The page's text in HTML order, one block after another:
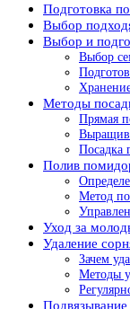
Подготовка
Выбор
Выбор и
Выбор
Методы
Прямая
Посадка
Полив
Метод
Уход за
Удаление
Зачем
Методы